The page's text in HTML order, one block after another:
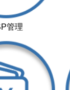
管理